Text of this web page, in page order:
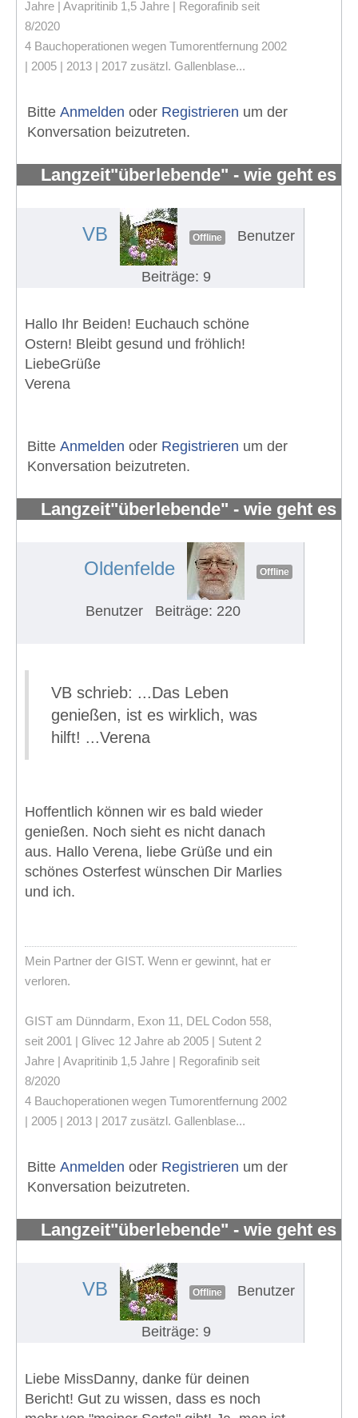
Jahre | Avapritinib 1,5 Jahre | Regorafinib seit
8/2020
4 Bauchoperationen wegen Tumorentfernung 2002
| 2005 | 2013 | 2017 zusätzl. Gallenblase...
Bitte Anmelden oder Registrieren um der
Konversation beizutreten.
Langzeit"überlebende" - wie geht es
VB Offline Benutzer
Beiträge: 9
Hallo Ihr Beiden! Euchauch schöne
Ostern! Bleibt gesund und fröhlich!
LiebeGrüße
Verena
Bitte Anmelden oder Registrieren um der
Konversation beizutreten.
Langzeit"überlebende" - wie geht es
Oldenfelde Offline
Benutzer Beiträge: 220
VB schrieb: ...Das Leben
genießen, ist es wirklich, was
hilft! ...Verena
Hoffentlich können wir es bald wieder
genießen. Noch sieht es nicht danach
aus. Hallo Verena, liebe Grüße und ein
schönes Osterfest wünschen Dir Marlies
und ich.
Mein Partner der GIST. Wenn er gewinnt, hat er
verloren.
GIST am Dünndarm, Exon 11, DEL Codon 558,
seit 2001 | Glivec 12 Jahre ab 2005 | Sutent 2
Jahre | Avapritinib 1,5 Jahre | Regorafinib seit
8/2020
4 Bauchoperationen wegen Tumorentfernung 2002
| 2005 | 2013 | 2017 zusätzl. Gallenblase...
Bitte Anmelden oder Registrieren um der
Konversation beizutreten.
Langzeit"überlebende" - wie geht es
VB Offline Benutzer
Beiträge: 9
Liebe MissDanny, danke für deinen
Bericht! Gut zu wissen, dass es noch